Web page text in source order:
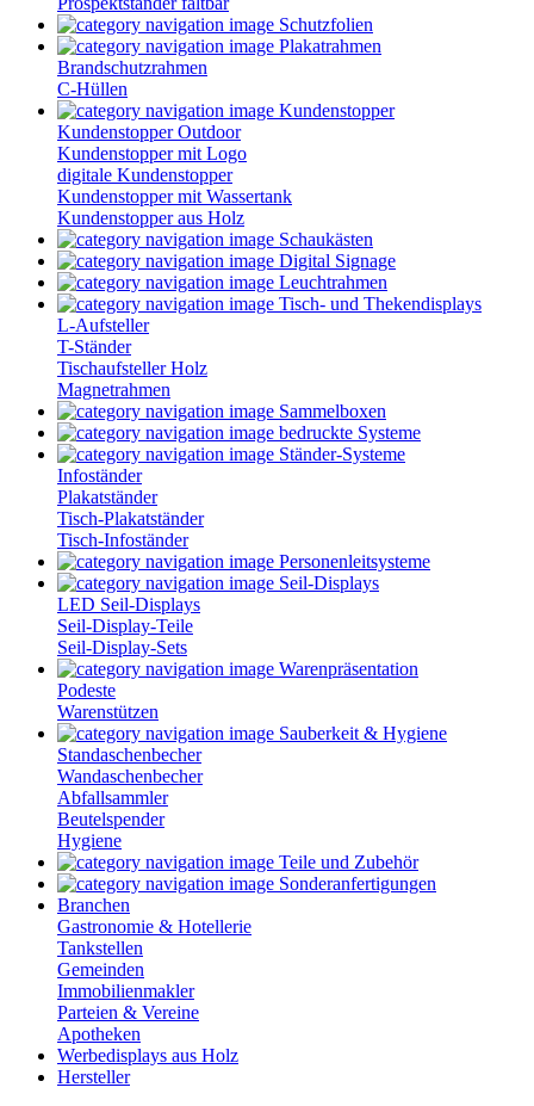
Schutzfolien
Plakatrahmen
Brandschutzrahmen
C-Hüllen
Kundenstopper
Kundenstopper Outdoor
Kundenstopper mit Logo
digitale Kundenstopper
Kundenstopper mit Wassertank
Kundenstopper aus Holz
Schaukästen
Digital Signage
Leuchtrahmen
Tisch- und Thekendisplays
L-Aufsteller
T-Ständer
Tischaufsteller Holz
Magnetrahmen
Sammelboxen
bedruckte Systeme
Ständer-Systeme
Infoständer
Plakatständer
Tisch-Plakatständer
Tisch-Infoständer
Personenleitsysteme
Seil-Displays
LED Seil-Displays
Seil-Display-Teile
Seil-Display-Sets
Warenpräsentation
Podeste
Warenstützen
Sauberkeit & Hygiene
Standaschenbecher
Wandaschenbecher
Abfallsammler
Beutelspender
Hygiene
Teile und Zubehör
Sonderanfertigungen
Branchen
Gastronomie & Hotellerie
Tankstellen
Gemeinden
Immobilienmakler
Parteien & Vereine
Apotheken
Werbedisplays aus Holz
Hersteller